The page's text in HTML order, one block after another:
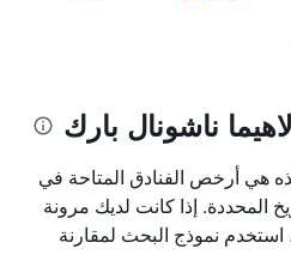
ناشونال بارك
هي أرخص الفنادق المتاحة في
المحددة. إذا كانت لديك مرونة
استخدم نموذج البحث لمقارنة